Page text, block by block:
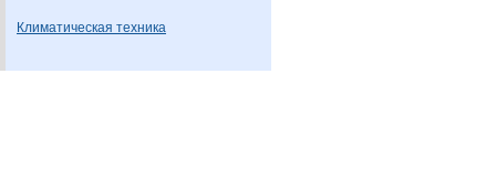
Климатическая техника